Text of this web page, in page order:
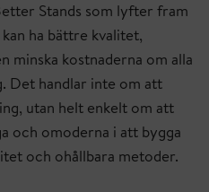
Stands som lyfter fram
ha bättre kvalitet,
minska kostnaderna om alla
Det handlar inte om att
utan helt enkelt om att
och omoderna i att bygga
och ohållbara metoder.